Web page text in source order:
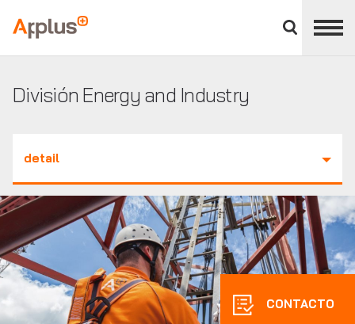
panel
Applus+
División Energy and Industry
detail
CONTACTO